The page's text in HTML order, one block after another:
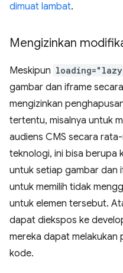
dimuat lambat.
Mengizinkan
Meskipun
gambar dan iframe
mengizinkan
tertentu, misalnya untuk
audiens CMS secara
teknologi, ini bisa berupa
untuk setiap gambar dan
untuk memilih tidak
untuk elemen tersebut.
dapat diekspos ke
mereka dapat melakukan
kode.